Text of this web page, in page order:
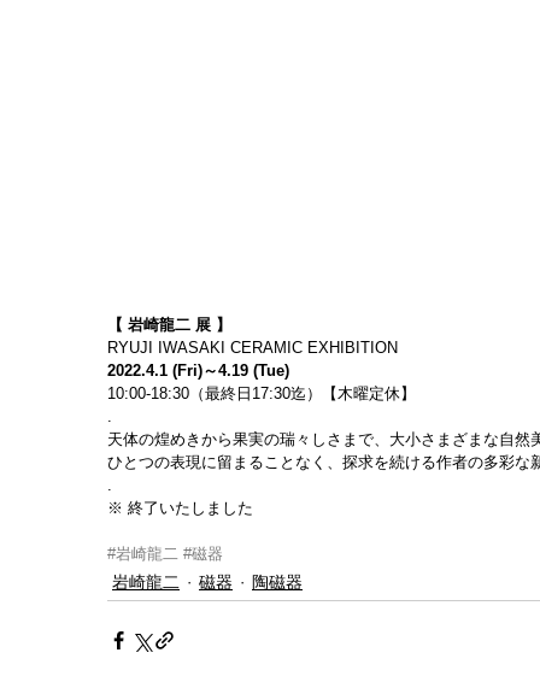
【 岩崎龍二 展 】
RYUJI IWASAKI CERAMIC EXHIBITION
2022.4.1 (Fri)～4.19 (Tue)
10:00-18:30（最終日17:30迄）【木曜定休】
天体の煌めきから果実の瑞々しさまで、大小さまざまな自
ひとつの表現に留まることなく、探求を続ける作者の多彩
※ 終了いたしました
#岩崎龍二 #磁器
岩崎龍二 磁器 陶磁器